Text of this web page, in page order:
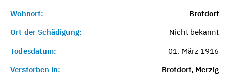
Wohnort:
Brotdorf
Ort der Schädigung:
Nicht bekannt
Todesdatum:
01. März 1916
Verstorben in:
Brotdorf, Merzig